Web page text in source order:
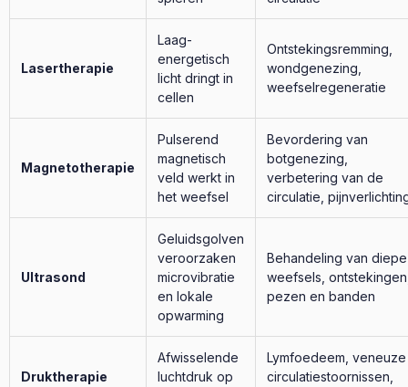
Lasertherapie
Laag-
energetisch
licht dringt in
cellen
Ontstekingsremming,
wondgenezing,
weefselregeneratie
Magnetotherapie
Pulserend
magnetisch
veld werkt in
het weefsel
Bevordering van
botgenezing,
verbetering van de
circulatie,
Ultrasond
Geluidsgolven
veroorzaken
microvibratie
en lokale
opwarming
Behandeling van diepe
weefsels,
pezen en banden
Druktherapie
Afwisselende
luchtdruk op
Lymfoedeem, veneuze
circulatiestoornissen,